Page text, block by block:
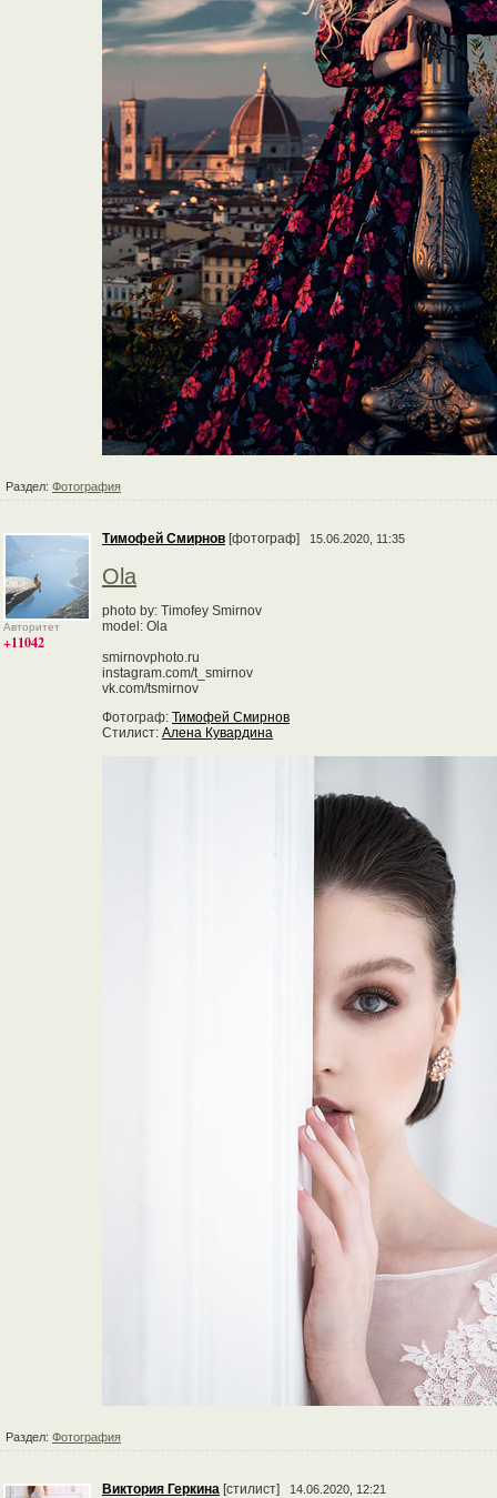
Раздел: Фотография
Авторитет
+11042
Тимофей Смирнов [фотограф] 15.06.2020, 11:35
Ola
photo by: Timofey Smirnov
model: Ola
smirnovphoto.ru
instagram.com/t_smirnov
vk.com/tsmirnov
Фотограф: Тимофей Смирнов
Стилист: Алена Кувардина
Раздел: Фотография
Виктория Геркина [стилист] 14.06.2020, 12:21